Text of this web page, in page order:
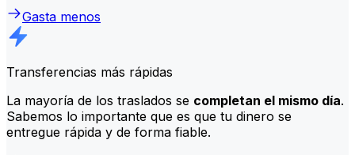
Gasta menos
Transferencias más rápidas
La mayoría de los traslados se completan el mismo día.
Sabemos lo importante que es que tu dinero se
entregue rápida y de forma fiable.